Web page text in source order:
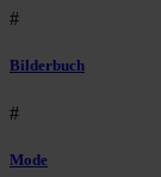
#
Bilderbuch
#
Mode